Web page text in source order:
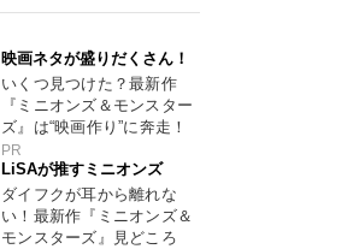
映画ネタが盛りだくさん！
いくつ見つけた？最新作
『ミニオンズ＆モンスター
ズ』は“映画作り”に奔走！
PR
LiSAが推すミニオンズ
ダイフクが耳から離れな
い！最新作『ミニオンズ＆
モンスターズ』見どころ